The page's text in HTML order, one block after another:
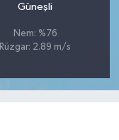
Güneşli
Nem: %76
Rüzgar: 2.89 m/s